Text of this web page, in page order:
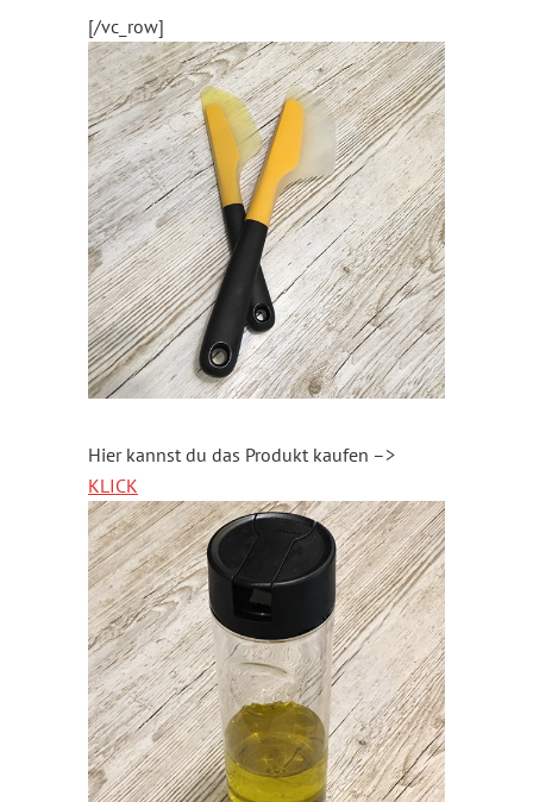
[/vc_row]
Hier kannst du das Produkt kaufen –>
KLICK